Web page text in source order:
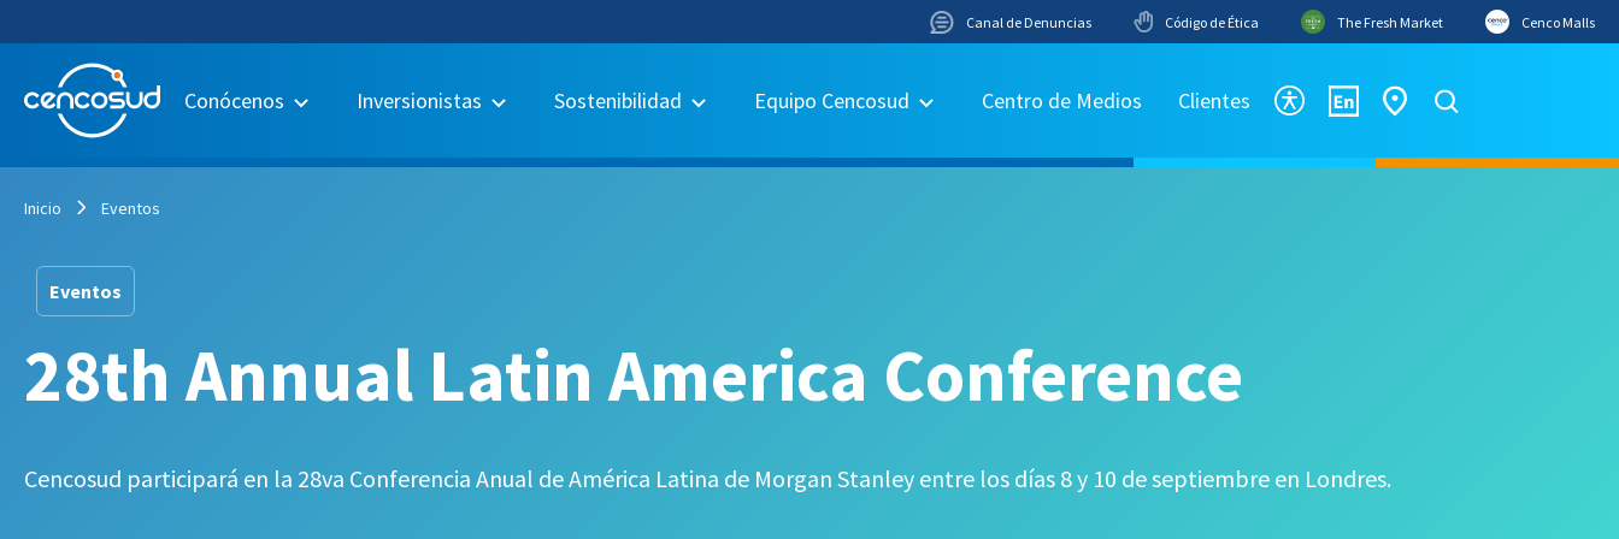
Canal de Denuncias Código de Ética The Fresh Market Cenco Malls
Conócenos Inversionistas Sostenibilidad Equipo Cencosud Centro de Medios Clientes
Inicio Eventos
Eventos
28th Annual Latin America Conference
Cencosud participará en la 28va Conferencia Anual de América Latina de Morgan Stanley entre los días 8 y 10 de septiembre en Londres.